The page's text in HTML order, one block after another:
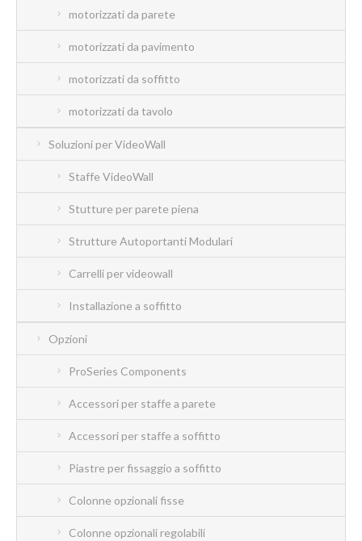
motorizzati da parete
motorizzati da pavimento
motorizzati da soffitto
motorizzati da tavolo
Soluzioni per VideoWall
Staffe VideoWall
Stutture per parete piena
Strutture Autoportanti Modulari
Carrelli per videowall
Installazione a soffitto
Opzioni
ProSeries Components
Accessori per staffe a parete
Accessori per staffe a soffitto
Piastre per fissaggio a soffitto
Colonne opzionali fisse
Colonne opzionali regolabili